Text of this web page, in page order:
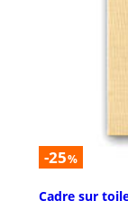
-25%
Cadre sur